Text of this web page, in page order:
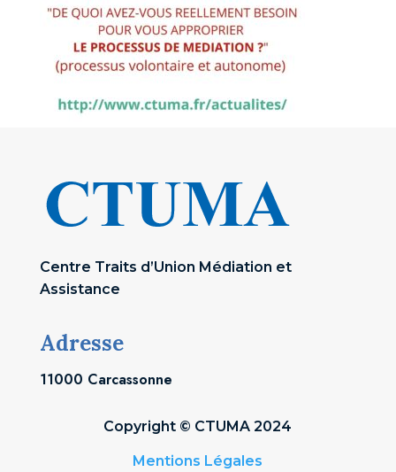
Centre Traits d’Union Médiation et
Assistance
Adresse
11000 Carcassonne
Copyright © CTUMA 2024
Mentions Légales